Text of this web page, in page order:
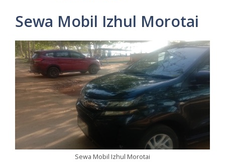
Sewa Mobil Izhul Morotai
Sewa Mobil Izhul Morotai